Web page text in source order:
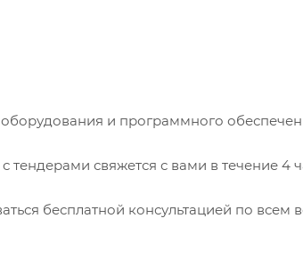
и программного
свяжется с вами в течение 4
бесплатной консультацией по всем